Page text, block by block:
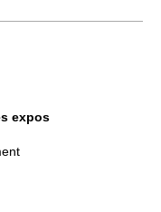
expos